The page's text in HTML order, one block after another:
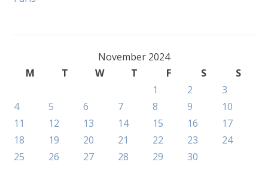
November 2024
M
T W T F S
S
1
2
3
4
5 6 7 8 9
10
11
12 13 14 15 16
17
18
19 20 21 22 23
24
25
26 27 28 29 30